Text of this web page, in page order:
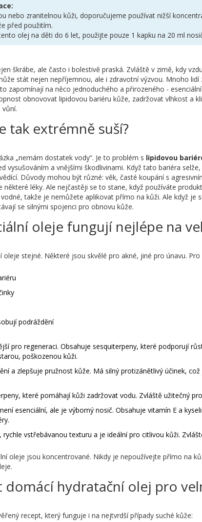
nebo zranitelnou kůži, doporučujeme používat nižší
před použitím.
olej na děti do 6 let, použijte pouze 1 kapku na 20 ml
škrábe, ale často i bolestivě praská. Zvláště v zimě, kdy
stát nejen nepříjemnou, ale i zdravotní výzvou. Mnoho lidí
zapomínají na něco jednoduchého a přirozeného -
obnovovat lipidovou bariéru kůže, zadržovat vlhkost a
tak extrémně suší?
„nemám dostatek vody“. Je to problém s lipidovou
vysušováním a vnějšími škodlivinami. Když tato bariéra
Důvody mohou být různé: věk, časté koupání s
některé léky. Ale nejčastěji se to stane, když používáte
takže je nemůžete aplikovat přímo na kůži. Ale když je
se silnými spojenci pro obnovu kůže.
oleje fungují nejlépe na
oleje stejné. Některé jsou skvělé pro akné, jiné pro únavu.
podráždění
pro regeneraci. Obsahuje sesquiterpeny, které podporují
poškozenou kůži.
a zlepšuje pružnost kůže. Má silný protizánětlivý účinek,
které pomáhají kůži zadržovat vodu. Zvláště užitečný
esenciální, ale je výborný nosič. Obsahuje vitamín E a
vstřebávanou texturu a je ideální pro citlivou kůži.
oleje jsou koncentrované. Nikdy je nepoužívejte přímo na
domácí hydratační olej pro
recept, který funguje i na nejtvrdší případy suché kůže: